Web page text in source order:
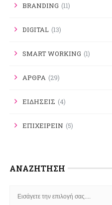
BRANDING (11)
DIGITAL (13)
SMART WORKING (1)
ΑΡΘΡΑ (29)
ΕΙΔΗΣΕΙΣ (4)
ΕΠΙΧΕΙΡΕΙΝ (5)
ΑΝΑΖΉΤΗΣΗ